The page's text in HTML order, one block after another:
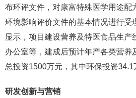
布环评文件，对康富特殊医学用途配
环境影响评价文件的基本情况进行受
显示，项目建设营养及特医食品生产
办公室等，建成后预计年产各类营养
总投资1500万元，其中环保投资34.1
研发创新与营销